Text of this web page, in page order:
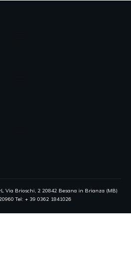
Via Brioschi, 2 20842 Besana in Brianza (MB)
Tel: + 39 0362 1841026